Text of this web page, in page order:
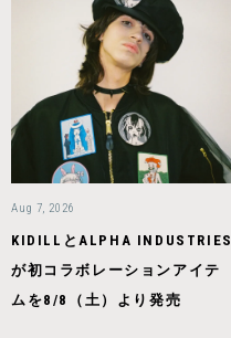
Aug 7, 2026
KIDILLとALPHA INDUSTRIES
が初コラボレーションアイテ
ムを8/8（土）より発売